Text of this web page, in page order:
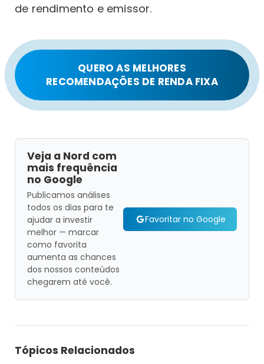
de rendimento e emissor.
QUERO AS MELHORES
RECOMENDAÇÕES DE RENDA FIXA
Veja a Nord com
mais frequência
no Google
Publicamos análises
todos os dias para te
ajudar a investir
melhor — marcar
como favorita
aumenta as chances
dos nossos conteúdos
chegarem até você.
Favoritar no Google
Tópicos Relacionados